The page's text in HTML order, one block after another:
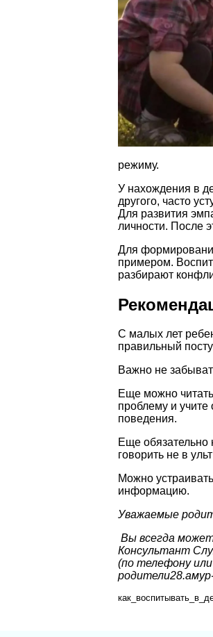
режиму.
У нахождения в
другого, часто
Для развития
личности. После
Для
примером.
разбирают
С малых лет
правильный
Важно не
Еще можно
проблему и
поведения.
Еще обязательно
говорить не в
Можно
информацию.
Уважаемые
Вы всегда
Консультант
(по телефону